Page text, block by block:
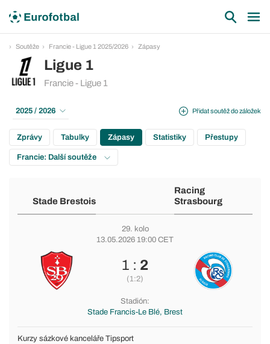
Soutěže Francie - Ligue 1 2025/2026 Zápasy
Ligue 1
Francie - Ligue 1
Přidat soutěž do záložek
2025 / 2026
Zprávy Tabulky Zápasy Statistiky Přestupy
Francie: Další soutěže
Stade Brestois
Racing
Strasbourg
29. kolo
13.05.2026 19:00 CET
1 : 2
(1:2)
Stadión:
Stade Francis-Le Blé, Brest
Kurzy sázkové kanceláře Tipsport